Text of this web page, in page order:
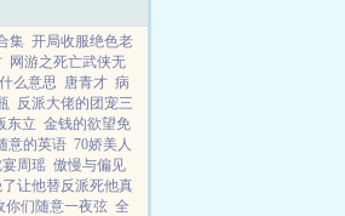
集 开局收服绝色老
网游之死亡武侠无
么意思 唐青才 病
反派大佬的团宠三
东立 金钱的欲望免
意的英语 70娇美人
周瑶 傲慢与偏见
让他替反派死他真
你们随意一夜弦 全